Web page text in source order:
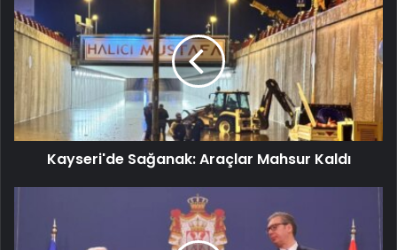
Kayseri'de Sağanak: Araçlar Mahsur Kaldı